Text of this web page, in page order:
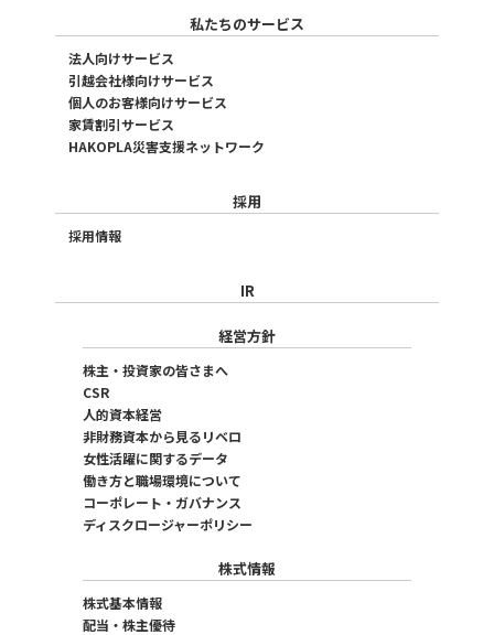
私たちのサービス
法人向けサービス
引越会社様向けサービス
個人のお客様向けサービス
家賃割引サービス
HAKOPLA災害支援ネットワーク
採用
採用情報
IR
経営方針
株主・投資家の皆さまへ
CSR
人的資本経営
非財務資本から見るリベロ
女性活躍に関するデータ
働き方と職場環境について
コーポレート・ガバナンス
ディスクロージャーポリシー
株式情報
株式基本情報
配当・株主優待